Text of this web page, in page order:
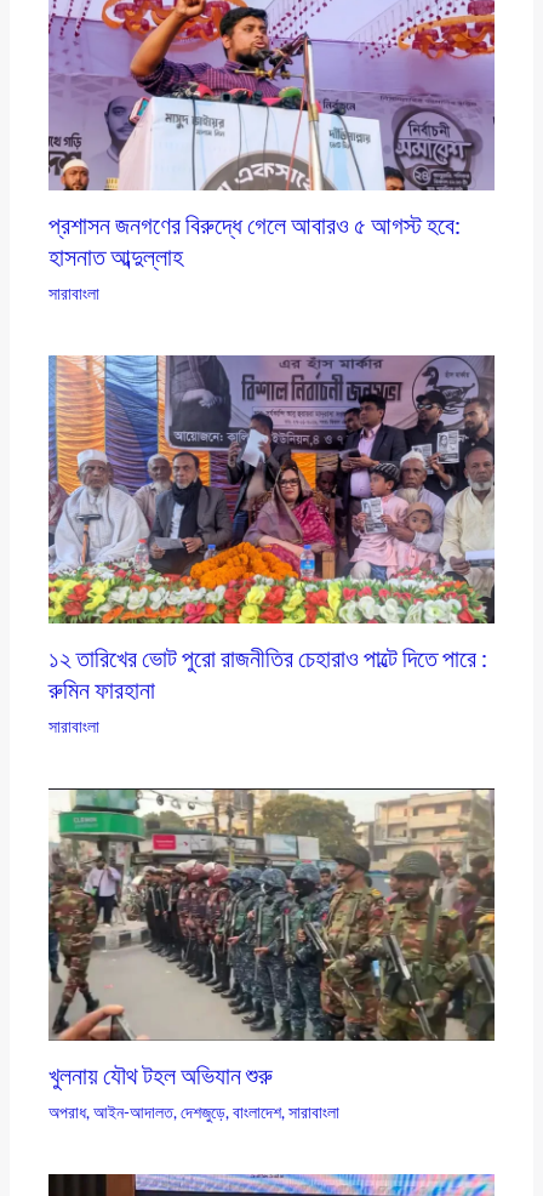
প্রশাসন জনগণের বিরুদ্ধে গেলে আবারও ৫ আগস্ট হবে:
হাসনাত আব্দুল্লাহ
সারাবাংলা
১২ তারিখের ভোট পুরো রাজনীতির চেহারাও পাল্টে দিতে পারে :
রুমিন ফারহানা
সারাবাংলা
খুলনায় যৌথ টহল অভিযান শুরু
অপরাধ,আইন-আদালত,দেশজুড়ে,বাংলাদেশ,সারাবাংলা